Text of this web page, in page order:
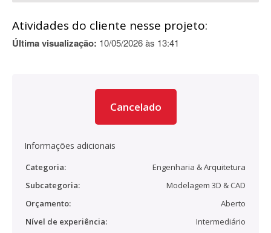
Atividades do cliente nesse projeto:
Última visualização: 10/05/2026 às 13:41
Cancelado
Informações adicionais
Categoria:
Engenharia & Arquitetura
Subcategoria:
Modelagem 3D & CAD
Orçamento:
Aberto
Nível de experiência:
Intermediário